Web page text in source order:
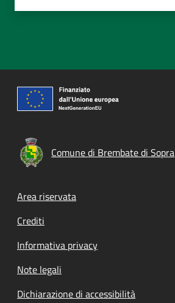
Comune di Brembate di Sopra
Footer menu
Area riservata
Crediti
Informativa privacy
Note legali
Dichiarazione di accessibilità